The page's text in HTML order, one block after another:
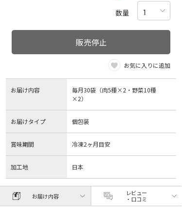
数量
販売停止
お気に入りに追加
お届け内容
毎月30袋（肉5種×2・野菜10種
×2）
お届けタイプ 個包装
賞味期間 冷凍2ヶ月目安
加工地 日本
お届け内容
レビュー
・口コミ